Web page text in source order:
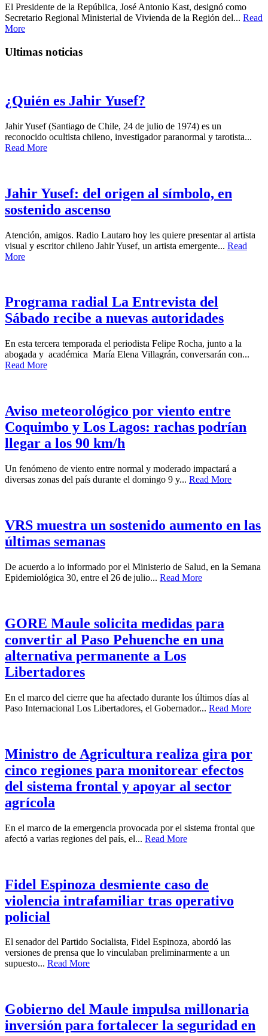
El Presidente de la República, José Antonio Kast, designó como
Secretario Regional Ministerial de Vivienda de la Región del... Read
More
Ultimas noticias
¿Quién es Jahir Yusef?
Jahir Yusef (Santiago de Chile, 24 de julio de 1974) es un
reconocido ocultista chileno, investigador paranormal y tarotista...
Read More
Jahir Yusef: del origen al símbolo, en
sostenido ascenso
Atención, amigos. Radio Lautaro hoy les quiere presentar al artista
visual y escritor chileno Jahir Yusef, un artista emergente... Read
More
Programa radial La Entrevista del
Sábado recibe a nuevas autoridades
En esta tercera temporada el periodista Felipe Rocha, junto a la
abogada y académica María Elena Villagrán, conversarán con...
Read More
Aviso meteorológico por viento entre
Coquimbo y Los Lagos: rachas podrían
llegar a los 90 km/h
Un fenómeno de viento entre normal y moderado impactará a
diversas zonas del país durante el domingo 9 y... Read More
VRS muestra un sostenido aumento en las
últimas semanas
De acuerdo a lo informado por el Ministerio de Salud, en la Semana
Epidemiológica 30, entre el 26 de julio... Read More
GORE Maule solicita medidas para
convertir al Paso Pehuenche en una
alternativa permanente a Los
Libertadores
En el marco del cierre que ha afectado durante los últimos días al
Paso Internacional Los Libertadores, el Gobernador... Read More
Ministro de Agricultura realiza gira por
cinco regiones para monitorear efectos
del sistema frontal y apoyar al sector
agrícola
En el marco de la emergencia provocada por el sistema frontal que
afectó a varias regiones del país, el... Read More
Fidel Espinoza desmiente caso de
violencia intrafamiliar tras operativo
policial
El senador del Partido Socialista, Fidel Espinoza, abordó las
versiones de prensa que lo vinculaban preliminarmente a un
supuesto... Read More
Gobierno del Maule impulsa millonaria
inversión para fortalecer la seguridad en